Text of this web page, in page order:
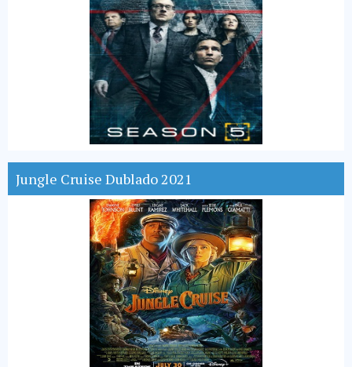
Jungle Cruise Dublado 2021